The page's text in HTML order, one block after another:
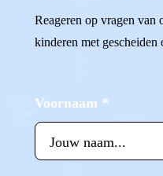
Reageren op vragen van
kinderen met gescheiden
Voornaam *